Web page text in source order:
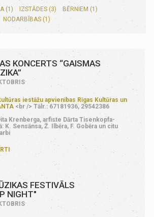
(1) IZSTĀDES (3)
BĒRNIEM (1)
NODARBĪBAS (1)
KONCERTS “GAISMAS
iestāžu apvienības Rīgas Kultūras un
<br /> Tālr.: 67181936, 29542386
Krenberga, arfiste Dārta Tisenkopfa-
K. Sensānsa, Ž. Ilbēra, F. Gobēra un citu
FESTIVĀLS
NIGHT"